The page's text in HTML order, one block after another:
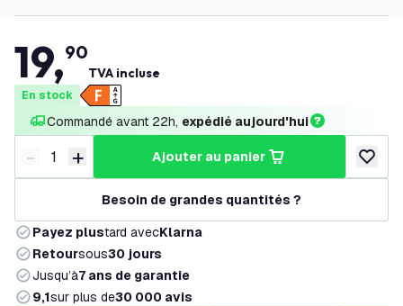
19,90
TVA incluse
En stock
Commandé avant 22h, expédié aujourd'hui
Diminuer la quantité
- Augmenter la quantité
+ ajouter au panier
Besoin de grandes quantités ?
Payez plustard avecKlarna
Retoursous30 jours
Jusqu’à7 ans de garantie
9,1sur plus de30 000 avis